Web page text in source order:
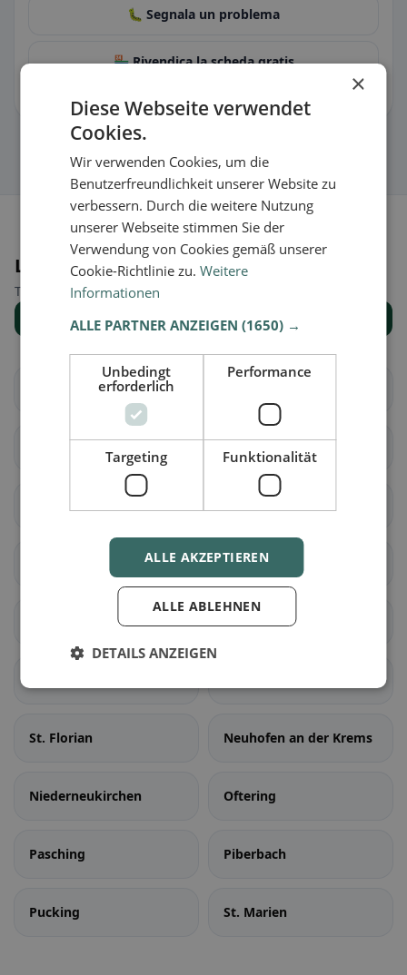
🐛 Segnala un problema
🏪 Rivendica la scheda gratis
Così puoi gestire orari, menu e informazioni.
Luoghi nelle vicinanze
Trova il luogo giusto per la tua ricerca di ristoranti.
Mostra tutti i luoghi
Eggendorf im
Traunkreis
Hofkirchen im
Traunkreis
Kematen an der Krems Kirchberg-Thening
St. Florian Neuhofen an der Krems
Niederneukirchen Oftering
Pasching Piberbach
Pucking St. Marien
×
Diese Webseite verwendet
Cookies.
Wir verwenden Cookies, um die
Benutzerfreundlichkeit unserer Website zu
verbessern. Durch die weitere Nutzung
unserer Webseite stimmen Sie der
Verwendung von Cookies gemäß unserer
Cookie-Richtlinie zu.Weitere
Informationen
ALLE PARTNER ANZEIGEN(1650) →
Unbedingt
erforderlich
Performance
Targeting Funktionalität
ALLE AKZEPTIEREN
ALLE ABLEHNEN
DETAILS ANZEIGEN